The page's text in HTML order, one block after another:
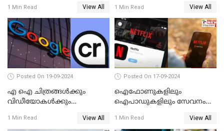
അവതരിപ്പിച്ചു
1 Min Read View All
മികച്ച സ്മാർട്ട്ഫോൺ
1 Min Read View All
Posted On 19-09-2024
എ ഐ ചിത്രങ്ങള്‍ക്കും
വിഡീയോകള്‍ക്കും
1 Min Read View All
Posted On 17-09-2024
ഐഫോണുകളിലും
ഐപാഡുകളിലും സേവനം
നെറ്റ്ഫ്‌ളിക്‌സ്
1 Min Read View All